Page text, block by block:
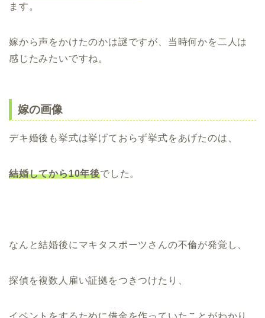
ます。
嫁から声をかけたのかは謎ですが、当時何かを二人は
感じたみたいですね。
嫁の画像
デキ婚後も挙式は挙げておらず挙式をあげたのは、
結婚してから10年後でした。
なんと結婚後にマキタスポーツさんの不倫が発覚し、
探偵を複数人雇い証拠をつきつけたり、
イベントをするために借金を作っていたことがわかり